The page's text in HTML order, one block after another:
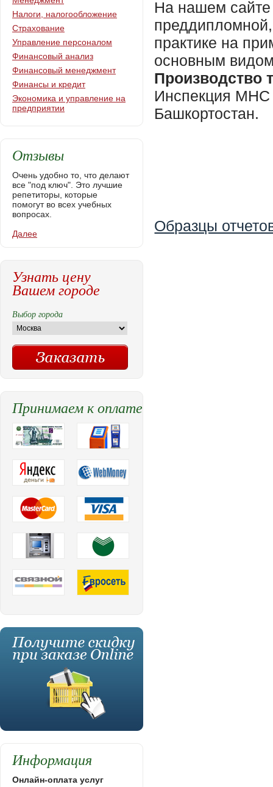
На нашем сайте
практике на
основным видом
Производство
Инспекция МНС
Башкортостан.
Образцы
Налоги, налогообложение
Страхование
Управление персоналом
Финансовый анализ
Финансовый менеджмент
Финансы и кредит
Экономика и управление на
предприятии
Отзывы
Очень удобно то, что делают
все "под ключ". Это лучшие
репетиторы, которые
помогут во всех учебных
вопросах.
Далее
Узнать цену
Вашем городе
Выбор города
Принимаем к оплате
Информация
Онлайн-оплата услуг